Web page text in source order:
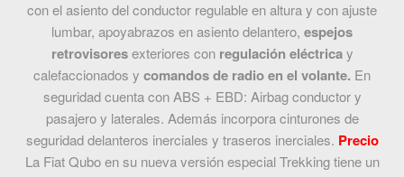
con el asiento del conductor regulable en altura y con ajuste
lumbar, apoyabrazos en asiento delantero, espejos
retrovisoresexteriores con regulación eléctricay
calefaccionados y comandos de radio en el volante. En
seguridad cuenta con ABS + EBD: Airbag conductor y
pasajero y laterales. Además incorpora cinturones de
seguridad delanteros inerciales y traseros inerciales. Precio
La Fiat Qubo en su nueva versión especial Trekking tiene un